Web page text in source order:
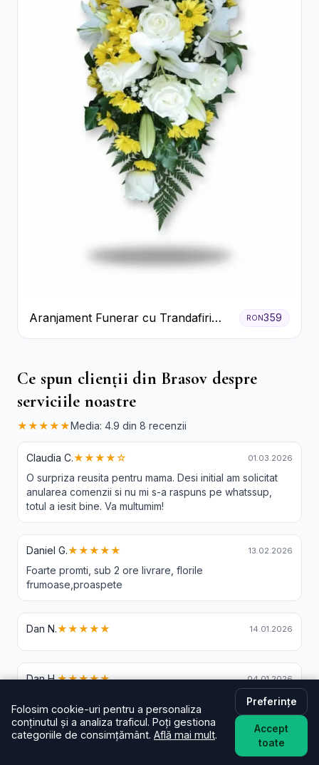
Aranjament Funerar cu Trandafiri
Albi Crizanteme Galbene și Crini
RON359
Ce spun clienții din Brasov despre
serviciile noastre
★★★★★Media: 4.9 din 8 recenzii
Claudia C.★★★★☆ 01.03.2026
O surpriza reusita pentru mama. Desi initial am solicitat
anularea comenzii si nu mi s-a raspuns pe whatssup,
totul a iesit bine. Va multumim!
Daniel G.★★★★★ 13.02.2026
Foarte promti, sub 2 ore livrare, florile
frumoase,proaspete
Dan N.★★★★★ 14.01.2026
Dan H.★★★★★ 04.01.2026
Profesional customer service.
Highly recommend.
Folosim cookie-uri pentru a personaliza
conținutul și a analiza traficul. Poți gestiona
categoriile de consimțământ. Află mai mult.
Preferințe
Accept
toate